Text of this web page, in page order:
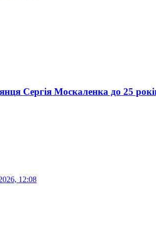
Сергія Москаленка до 25
12:08